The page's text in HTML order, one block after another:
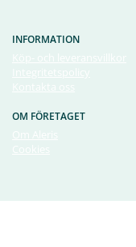
INFORMATION
OM FÖRETAGET